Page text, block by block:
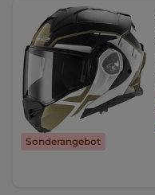
Sonderangebot